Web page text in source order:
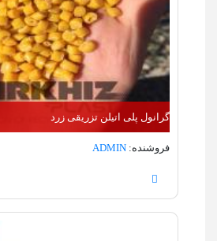
گرانول پلی اتیلن تزریقی زرد
فروشنده: ADMIN